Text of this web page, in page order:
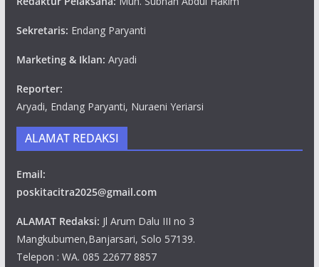
Sekretaris: Endang Paryanti
Marketing & Iklan: Aryadi
Reporter:
Aryadi, Endang Paryanti, Nuraeni Yeriarsi
ALAMAT REDAKSI
Email:
poskitacitra2025@gmail.com
ALAMAT Redaksi: Jl Arum Dalu III no 3
Mangkubumen,Banjarsari, Solo 57139.
Telepon : WA. 085 22677 8857